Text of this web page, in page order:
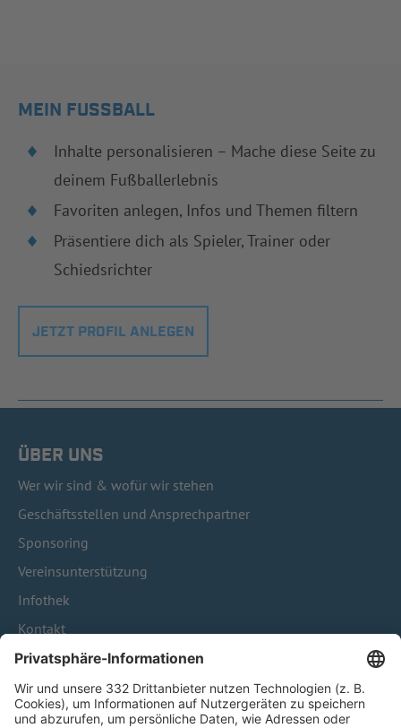
MEIN FUSSBALL
Inhalte personalisieren – Mache diese Seite zu
deinem Fußballerlebnis
Favoriten anlegen, Infos und Themen filtern
Präsentiere dich als Spieler, Trainer oder
Schiedsrichter
JETZT PROFIL ANLEGEN
ÜBER UNS
Wer wir sind & wofür wir stehen
Geschäftsstellen und Ansprechpartner
Sponsoring
Vereinsunterstützung
Infothek
Kontakt
HÄUFIG BESUCHTE SEITEN
Pässe und Vereinswechsel